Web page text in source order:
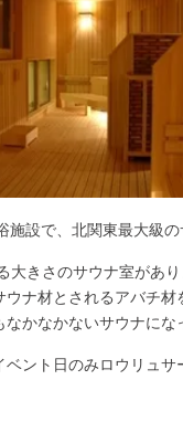
設で、 北関東最大級の
大きさのサウナ室があ
ウナ材とされるアバチ材
かなかないサウナにな
ベント日のみロウリュサ